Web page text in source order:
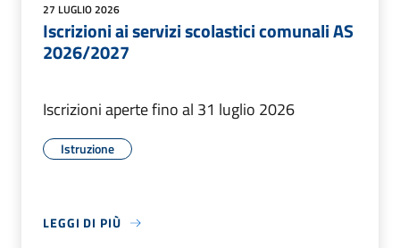
27 LUGLIO 2026
Iscrizioni ai servizi scolastici comunali AS
2026/2027
Iscrizioni aperte fino al 31 luglio 2026
Istruzione
LEGGI DI PIÙ